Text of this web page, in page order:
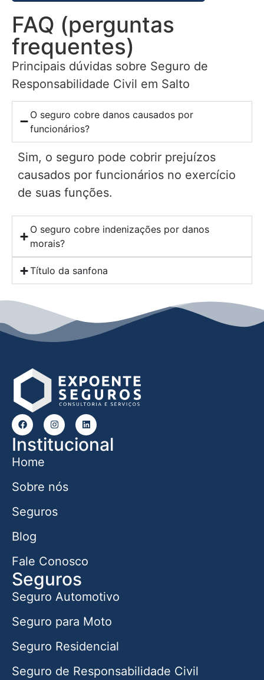
FAQ (perguntas
frequentes)
Principais dúvidas sobre Seguro de
Responsabilidade Civil em Salto
O seguro cobre danos causados por
funcionários?
Sim, o seguro pode cobrir prejuízos
causados por funcionários no exercício
de suas funções.
O seguro cobre indenizações por danos
morais?
Título da sanfona
Institucional
Home
Sobre nós
Seguros
Blog
Fale Conosco
Seguros
Seguro Automotivo
Seguro para Moto
Seguro Residencial
Seguro de Responsabilidade Civil